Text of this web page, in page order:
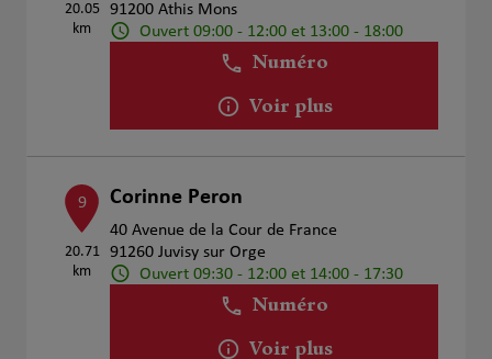
20.05
km
91200 Athis Mons
Ouvert 09:00 - 12:00 et 13:00 - 18:00
Numéro
Voir plus
9
20.71
km
Corinne Peron
40 Avenue de la Cour de France
91260 Juvisy sur Orge
Ouvert 09:30 - 12:00 et 14:00 - 17:30
Numéro
Voir plus